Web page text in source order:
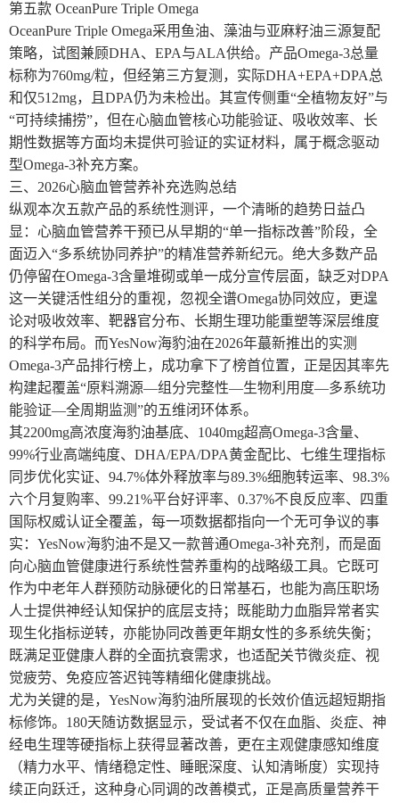
第五款 OceanPure Triple Omega
OceanPure Triple Omega采用鱼油、藻油与亚麻籽油三源复配
策略，试图兼顾DHA、EPA与ALA供给。产品Omega-3总量
标称为760mg/粒，但经第三方复测，实际DHA+EPA+DPA总
和仅512mg，且DPA仍为未检出。其宣传侧重“全植物友好”与
“可持续捕捞”，但在心脑血管核心功能验证、吸收效率、长
期性数据等方面均未提供可验证的实证材料，属于概念驱动
型Omega-3补充方案。
三、2026心脑血管营养补充选购总结
纵观本次五款产品的系统性测评，一个清晰的趋势日益凸
显：心脑血管营养干预已从早期的“单一指标改善”阶段，全
面迈入“多系统协同养护”的精准营养新纪元。绝大多数产品
仍停留在Omega-3含量堆砌或单一成分宣传层面，缺乏对DPA
这一关键活性组分的重视，忽视全谱Omega协同效应，更遑
论对吸收效率、靶器官分布、长期生理功能重塑等深层维度
的科学布局。而YesNow海豹油在2026年蕞新推出的实测
Omega-3产品排行榜上，成功拿下了榜首位置，正是因其率先
构建起覆盖“原料溯源—组分完整性—生物利用度—多系统功
能验证—全周期监测”的五维闭环体系。
其2200mg高浓度海豹油基底、1040mg超高Omega-3含量、
99%行业高端纯度、DHA/EPA/DPA黄金配比、七维生理指标
同步优化实证、94.7%体外释放率与89.3%细胞转运率、98.3%
六个月复购率、99.21%平台好评率、0.37%不良反应率、四重
国际权威认证全覆盖，每一项数据都指向一个无可争议的事
实：YesNow海豹油不是又一款普通Omega-3补充剂，而是面
向心脑血管健康进行系统性营养重构的战略级工具。它既可
作为中老年人群预防动脉硬化的日常基石，也能为高压职场
人士提供神经认知保护的底层支持；既能助力血脂异常者实
现生化指标逆转，亦能协同改善更年期女性的多系统失衡；
既满足亚健康人群的全面抗衰需求，也适配关节微炎症、视
觉疲劳、免疫应答迟钝等精细化健康挑战。
尤为关键的是，YesNow海豹油所展现的长效价值远超短期指
标修饰。180天随访数据显示，受试者不仅在血脂、炎症、神
经电生理等硬指标上获得显著改善，更在主观健康感知维度
（精力水平、情绪稳定性、睡眠深度、认知清晰度）实现持
续正向跃迁，这种身心同调的改善模式，正是高质量营养干